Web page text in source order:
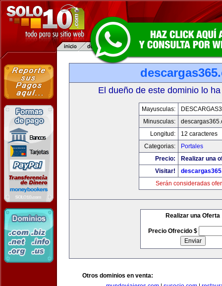
El dueño de este dominio lo
Mayusculas:
Minusculas:
Longitud:
12 caracteres
Categorias:
Portales
Precio:
Realizar una
Visitar!
Serán consideradas
Realizar una Oferta
Precio Ofrecido $
Otros dominios en venta: